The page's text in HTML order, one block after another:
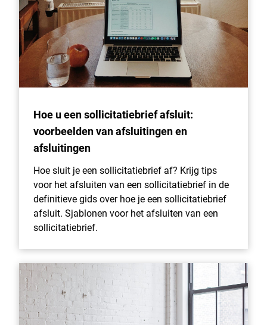
Hoe u een sollicitatiebrief afsluit:
voorbeelden van afsluitingen en
afsluitingen
Hoe sluit je een sollicitatiebrief af? Krijg tips
voor het afsluiten van een sollicitatiebrief in de
definitieve gids over hoe je een sollicitatiebrief
afsluit. Sjablonen voor het afsluiten van een
sollicitatiebrief.